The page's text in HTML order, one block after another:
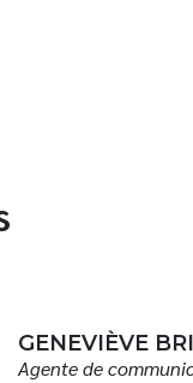
GENEVIÈVE
Agente de